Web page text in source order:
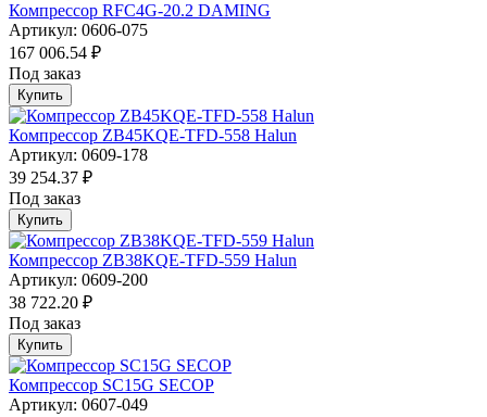
Компрессор RFC4G-20.2 DAMING
Артикул: 0606-075
167 006.54 ₽
Под заказ
Купить
Компрессор ZB45KQE-TFD-558 Halun
Артикул: 0609-178
39 254.37 ₽
Под заказ
Купить
Компрессор ZB38KQE-TFD-559 Halun
Артикул: 0609-200
38 722.20 ₽
Под заказ
Купить
Компрессор SC15G SECOP
Артикул: 0607-049